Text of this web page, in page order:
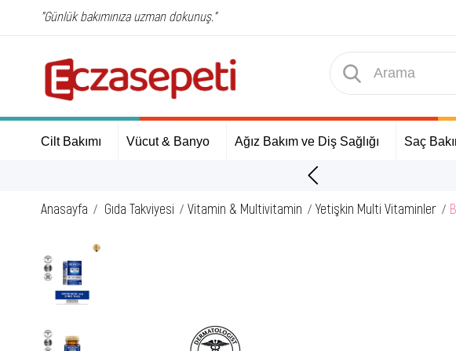
"Günlük bakımınıza uzman dokunuş."
Cilt Bakımı Vücut & Banyo Ağız Bakım ve Diş Sağlığı Saç
Anasayfa
Gıda Takviyesi Vitamin & Multivitamin Yetişkin Multi Vitaminler